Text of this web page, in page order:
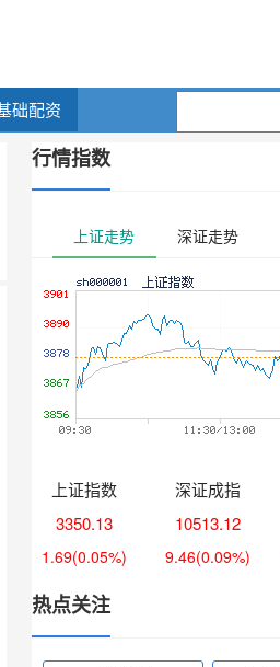
础配资
行情指数
上证走势 深证走势
上证指数
3350.13
1.69(0.05%)
深证成指
10513.12
9.46(0.09%)
热点关注